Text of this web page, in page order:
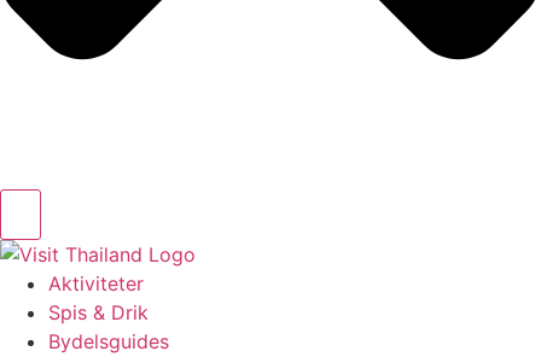
Aktiviteter
Spis & Drik
Bydelsguides